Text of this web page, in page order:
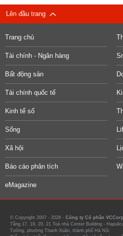
Lên đầu trang
Trang chủ
Tài chính - Ngân hàng
Bất động sản
Tài chính quốc tế
Kinh tế số
Sống
Xã hội
Báo cáo phân tích
eMagazine
© Copyright 2007 - 2026 - Công ty Cổ phần VCCorp.
Tầng 17, 19, 20, 21 Toà nhà Center Building -
Tưởng, phường Thanh Xuân, thành phố Hà Nội